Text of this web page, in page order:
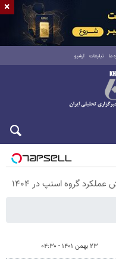
ما تبلیغات آرشیو
گروه اسنپ در ۱۴۰۴
۲۳ بهمن ۱۴۰۱ - ۰۴:۳۰
×